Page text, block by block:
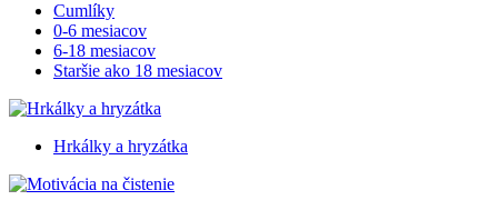
Cumlíky
0-6 mesiacov
6-18 mesiacov
Staršie ako 18 mesiacov
Hrkálky a hryzátka